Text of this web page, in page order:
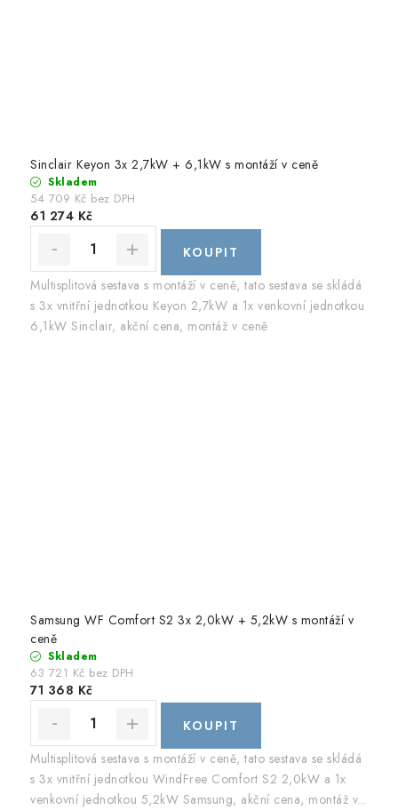
Sinclair Keyon 3x 2,7kW + 6,1kW s montáží v ceně
Skladem
54 709 Kč bez DPH
61 274 Kč
Multisplitová sestava s montáží v ceně, tato sestava se skládá
s 3x vnitřní jednotkou Keyon 2,7kW a 1x venkovní jednotkou
6,1kW Sinclair, akční cena, montáž v ceně
Samsung WF Comfort S2 3x 2,0kW + 5,2kW s montáží v
ceně
Skladem
63 721 Kč bez DPH
71 368 Kč
Multisplitová sestava s montáží v ceně, tato sestava se skládá
s 3x vnitřní jednotkou WindFree Comfort S2 2,0kW a 1x
venkovní jednotkou 5,2kW Samsung, akční cena, montáž v...